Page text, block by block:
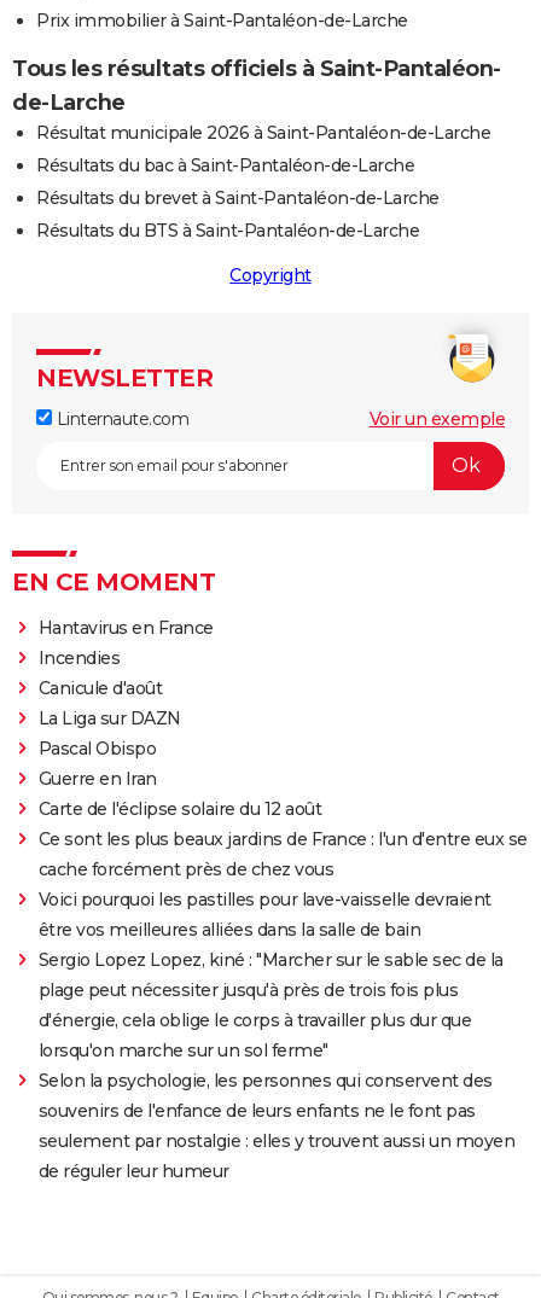
Prix immobilier à Saint-Pantaléon-de-Larche
Tous les résultats officiels à Saint-Pantaléon-
de-Larche
Résultat municipale 2026 à Saint-Pantaléon-de-Larche
Résultats du bac à Saint-Pantaléon-de-Larche
Résultats du brevet à Saint-Pantaléon-de-Larche
Résultats du BTS à Saint-Pantaléon-de-Larche
Copyright
NEWSLETTER
Linternaute.com Voir un exemple
EN CE MOMENT
Hantavirus en France
Incendies
Canicule d'août
La Liga sur DAZN
Pascal Obispo
Guerre en Iran
Carte de l'éclipse solaire du 12 août
Ce sont les plus beaux jardins de France : l'un d'entre eux se
cache forcément près de chez vous
Voici pourquoi les pastilles pour lave-vaisselle devraient
être vos meilleures alliées dans la salle de bain
Sergio Lopez Lopez, kiné : "Marcher sur le sable sec de la
plage peut nécessiter jusqu'à près de trois fois plus
d'énergie, cela oblige le corps à travailler plus dur que
lorsqu'on marche sur un sol ferme"
Selon la psychologie, les personnes qui conservent des
souvenirs de l'enfance de leurs enfants ne le font pas
seulement par nostalgie : elles y trouvent aussi un moyen
de réguler leur humeur